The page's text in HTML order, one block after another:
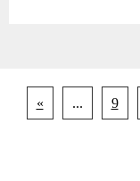
« ... 9